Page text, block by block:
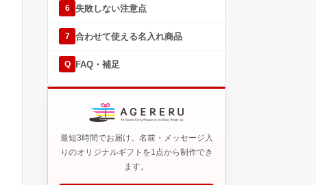
6 失敗しない注意点
7 合わせて使える名入れ商品
Q FAQ・補足
最短3時間でお届け。名前・メッセージ入
りのオリジナルギフトを1点から制作でき
ます。